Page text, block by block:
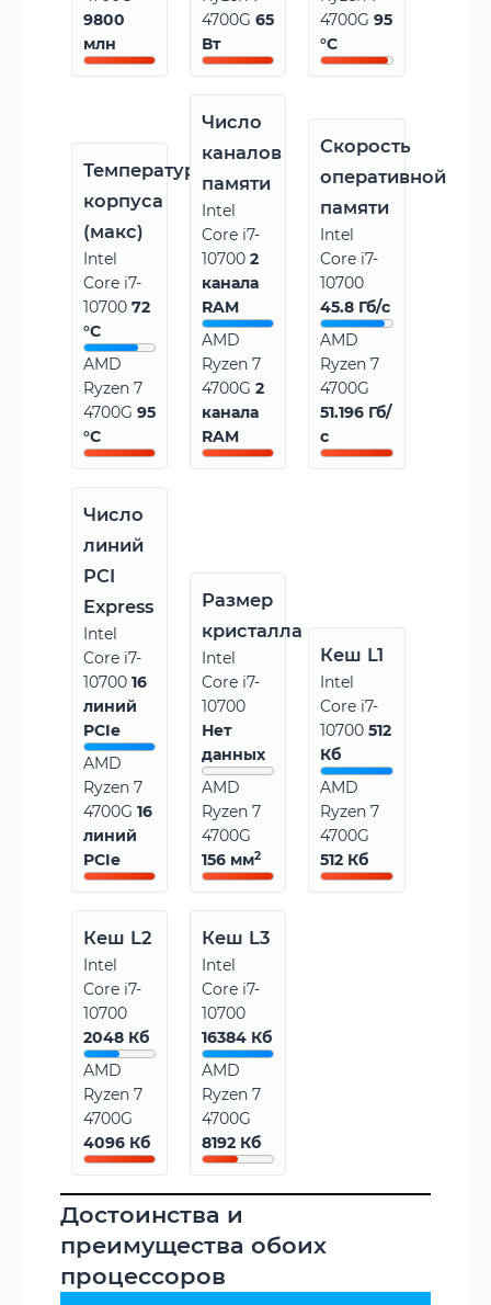
9800
млн
4700G65
Вт
4700G95
°C
Температура
корпуса
(макс)
Intel
Core i7-
10700 72
°C
AMD
Ryzen 7
4700G 95
°C
Число
каналов
памяти
Intel
Core i7-
107002
канала
RAM
AMD
Ryzen 7
4700G2
канала
RAM
Скорость
оперативной
памяти
Intel
Core i7-
10700
45.8 Гб/с
AMD
Ryzen 7
4700G
51.196 Гб/
с
Число
линий
PCI
Express
Intel
Core i7-
10700 16
линий
PCIe
AMD
Ryzen 7
4700G 16
линий
PCIe
Размер
кристалла
Intel
Core i7-
10700
Нет
данных
AMD
Ryzen 7
4700G
156 мм2
Кеш L1
Intel
Core i7-
10700512
Кб
AMD
Ryzen 7
4700G
512 Кб
Кеш L2
Intel
Core i7-
10700
2048 Кб
AMD
Ryzen 7
4700G
4096 Кб
Кеш L3
Intel
Core i7-
10700
16384 Кб
AMD
Ryzen 7
4700G
8192 Кб
Достоинства и
преимущества обоих
процессоров